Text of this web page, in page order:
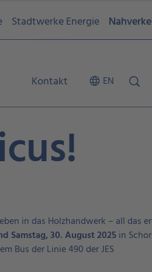
Stadtwerke Energie
Kontakt EN
in das Holzhandwerk – all das
Samstag, 30. August 2025in
Bus der Linie 490 der JES